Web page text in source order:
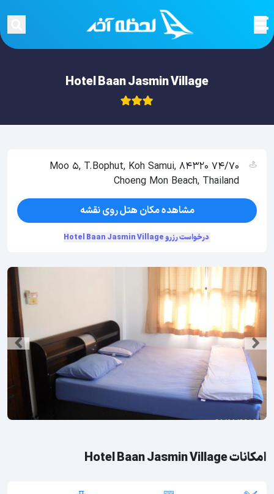
Hotel Baan Jasmin Village
امکانات Hotel Baan Jasmin Village
74/70 Moo 5, T.Bophut, Koh Samui, 84320
Choeng Mon Beach, Thailand
مشاهده مکان هتل روی نقشه
درخواست رزرو Hotel Baan Jasmin Village